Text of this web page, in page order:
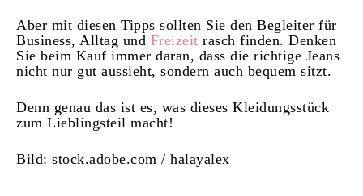
Aber mit diesen Tipps sollten Sie den Begleiter für
Business, Alltag und Freizeit rasch finden. Denken
Sie beim Kauf immer daran, dass die richtige Jeans
nicht nur gut aussieht, sondern auch bequem sitzt.
Denn genau das ist es, was dieses Kleidungsstück
zum Lieblingsteil macht!
Bild: stock.adobe.com / halayalex